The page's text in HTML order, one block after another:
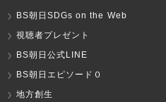
BS朝日SDGs on the Web
視聴者プレゼント
BS朝日公式LINE
BS朝日エピソード０
地方創生